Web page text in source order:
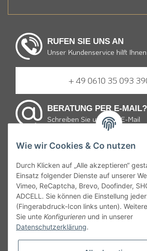
RUFEN SIE UNS AN
Unser Kundenservice hilft
+ 49 0610 35 093
BERATUNG PER E-MAIL?
Schreiben Sie uns eine E-Mail
E-mail schreiben
* von Montag bis Freitag 9:30 bis 19:00
von 10:00 bis 15:00 Uhr zum
Gemäß § 9 JuSchG dürfen Bier, Wein,
und Schaumwein sowie Mischungen mit
werden. Daher appelieren wir an alle,
Wie wir Cookies & Co nutzen
Durch Klicken auf „Alle akzeptieren“
Einsatz folgender Dienste auf unserer
Vimeo, ReCaptcha, Brevo, Doofinder,
ADCELL. Sie können die Einstellung
(Fingerabdruck-Icon links unten).
Sie unte Konfigurieren und in unserer
Datenschutzerklärung.